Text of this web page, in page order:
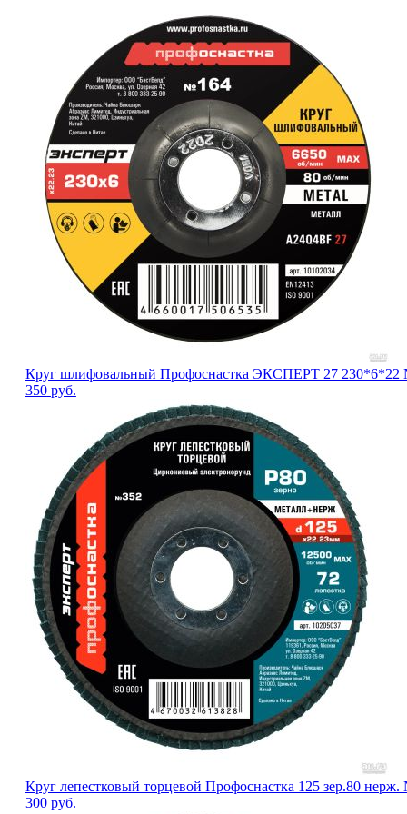
Круг шлифовальный Профоснастка ЭКСПЕРТ 27 230*6*22
350 руб.
Круг лепестковый торцевой Профоснастка 125 зер.80
300 руб.